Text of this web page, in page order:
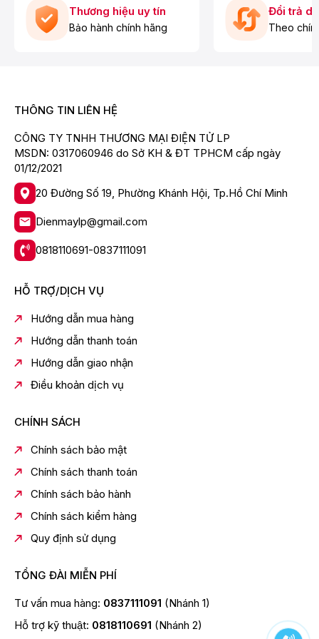
ngưng đọng nước và tích tụ vi khuẩn. Tính năng Cửa
mở tự động cũng giúp không khí bên trong khoang rửa
Tiện lợi dễ dùng
Thương hiệu uy tín
Bảo hành chính hãng
Đổi trả
Theo
THÔNG TIN LIÊN HỆ
CÔNG TY TNHH THƯƠNG MẠI ĐIỆN TỬ LP
MSDN: 0317060946 do Sở KH & ĐT TPHCM cấp ngày
01/12/2021
20 Đường Số 19, Phường Khánh Hội, Tp.Hồ Chí Minh
Dienmaylp@gmail.com
0818110691-0837111091
HỖ TRỢ/DỊCH VỤ
Hướng dẫn mua hàng
Hướng dẫn thanh toán
Hướng dẫn giao nhận
Điều khoản dịch vụ
CHÍNH SÁCH
Chính sách bảo mật
Chính sách thanh toán
Chính sách bảo hành
Chính sách kiểm hàng
Quy định sử dụng
TỔNG ĐÀI MIỄN PHÍ
Tư vấn mua hàng: 0837111091 (Nhánh 1)
Hỗ trợ kỹ thuật: 0818110691 (Nhánh 2)